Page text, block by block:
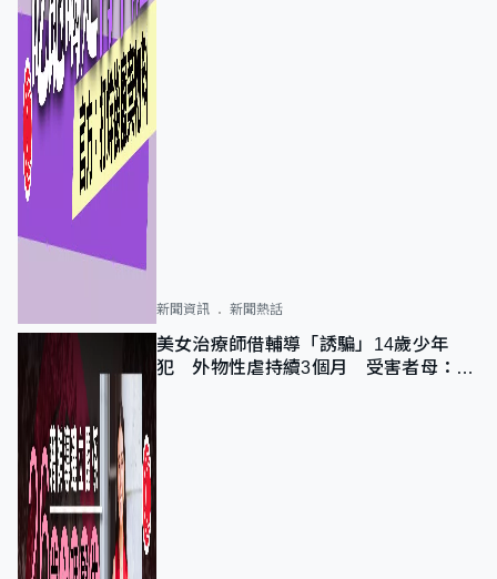
新聞資訊 新聞熱話
美女治療師借輔導「誘騙」14歲少年
犯 外物性虐持續3個月 受害者母：要